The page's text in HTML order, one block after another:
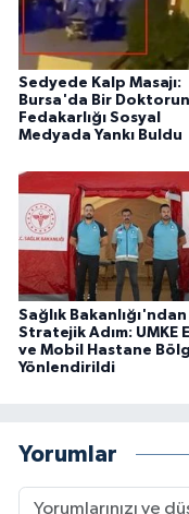
Sedyede Kalp Masajı:
Bursa'da Bir Doktorun
Fedakarlığı Sosyal
Medyada Yankı Buldu
Sağlık Bakanlığı'ndan
Stratejik Adım: UMKE
ve Mobil Hastane
Yönlendirildi
Yorumlar